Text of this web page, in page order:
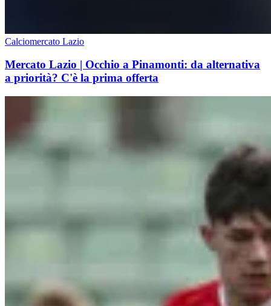
Calciomercato Lazio
Mercato Lazio | Occhio a Pinamonti: da alternativa
a priorità? C'è la prima offerta